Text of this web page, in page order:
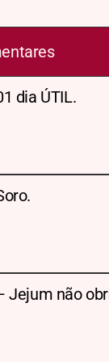
dia ÚTIL.
Jejum não